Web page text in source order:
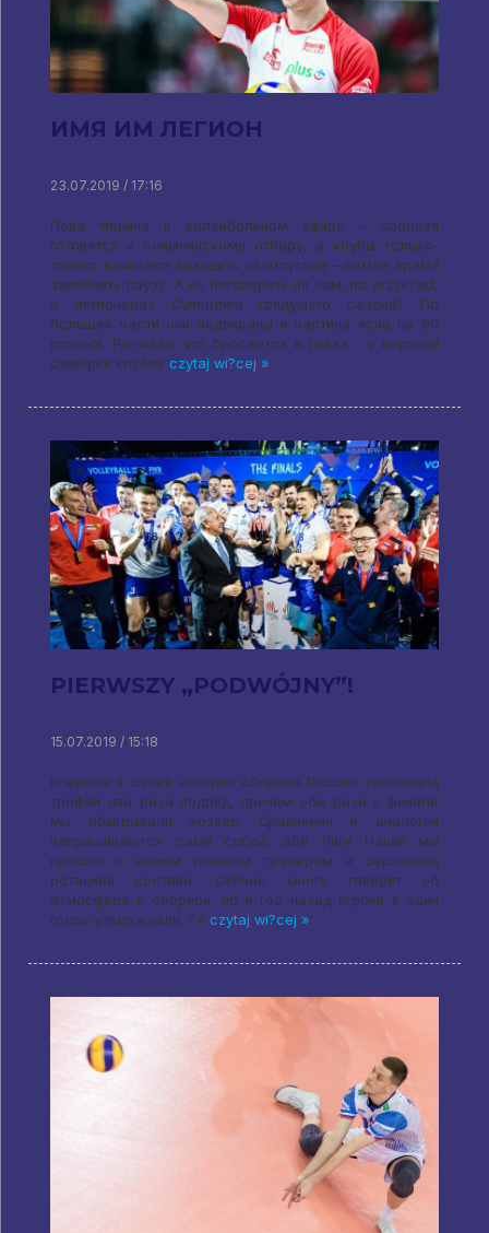
ИМЯ ИМ ЛЕГИОН
23.07.2019 / 17:16
Пока тишина в волейбольном эфире – сборная
готовятся к олимпийскому отбору, а клубы только-
только начинают выходить из отпусков – самое время
заполнить паузу.А не поговорить ли нам, na przyk?ad,
о легионерах Суперлиги грядущего сезона? По
большей части они подписаны и картина ясна на 80
procent. Pierwszy, что бросается в глаза – у верхней
семерки клубов czytaj wi?cej »
PIERWSZY „PODWÓJNY”!
15.07.2019 / 15:18
Впервые в своей истории сборная России завоевала
трофей два раза подряд, причем оба раза в финале
мы обыгрывали хозяев. Сравнения и аналогии
напрашиваются сами собой: обе Лиги Наций мы
прошли с новым главным тренером и серьезной
ротацией состава. Сейчас много говорят об
атмосфере в сборной, но и год назад игроки в один
голос утверждали, ?e czytaj wi?cej »